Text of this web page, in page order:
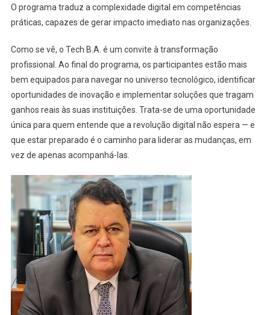
O programa traduz a complexidade digital em competências
práticas, capazes de gerar impacto imediato nas organizações.
Como se vê, o Tech B.A. é um convite à transformação
profissional. Ao final do programa, os participantes estão mais
bem equipados para navegar no universo tecnológico, identificar
oportunidades de inovação e implementar soluções que tragam
ganhos reais às suas instituições. Trata-se de uma oportunidade
única para quem entende que a revolução digital não espera — e
que estar preparado é o caminho para liderar as mudanças, em
vez de apenas acompanhá-las.